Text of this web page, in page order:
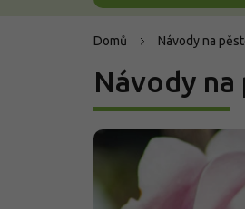
Domů Návody na
Návody
V
p